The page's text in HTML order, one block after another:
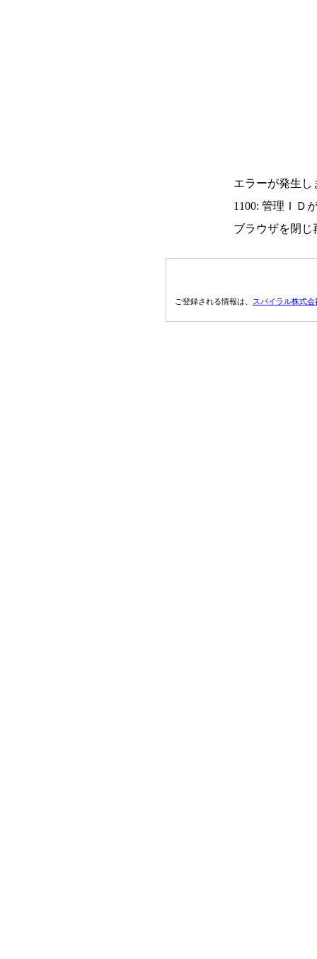
エラーが発生し
1100: 管理ＩＤ
ブラウザを閉じ
ご登録される情報は、 スパイラル株式会